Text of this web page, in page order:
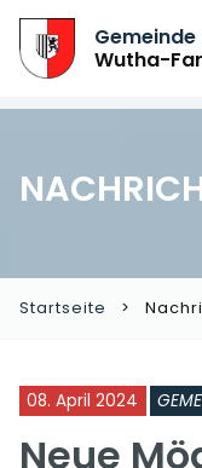
Gemeinde
Wutha-
Startseite
08. April 2024
Neue